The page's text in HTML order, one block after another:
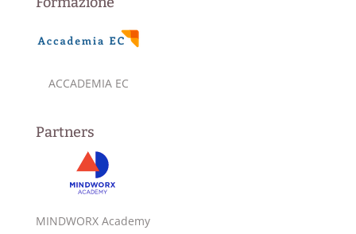
ACCADEMIA EC
Partners
MINDWORX Academy